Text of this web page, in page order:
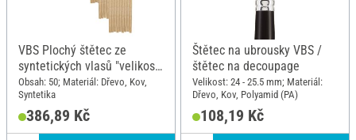
VBS Plochý štětec ze
syntetických vlasů "velikost
10", 50 kusů
Obsah: 50; Materiál: Dřevo, Kov,
Syntetika
386,89 Kč
Štětec na ubrousky VBS /
štětec na decoupage
Velikost: 24 - 25.5 mm; Materiál:
Dřevo, Kov, Polyamid (PA)
108,19 Kč